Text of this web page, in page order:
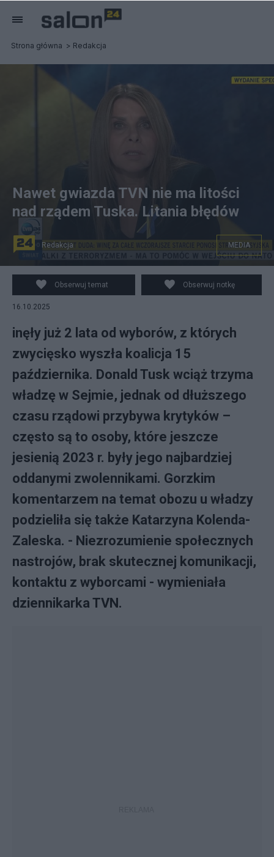
Strona główna Redakcja
Nawet gwiazda TVN nie ma litości
nad rządem Tuska. Litania błędów
Redakcja MEDIA
Obserwuj temat Obserwuj notkę
16.10.2025
inęły już 2 lata od wyborów, z których
zwycięsko wyszła koalicja 15
października. Donald Tusk wciąż trzyma
władzę w Sejmie, jednak od dłuższego
czasu rządowi przybywa krytyków –
często są to osoby, które jeszcze
jesienią 2023 r. były jego najbardziej
oddanymi zwolennikami. Gorzkim
komentarzem na temat obozu u władzy
podzieliła się także Katarzyna Kolenda-
Zaleska. - Niezrozumienie społecznych
nastrojów, brak skutecznej komunikacji,
kontaktu z wyborcami - wymieniała
dziennikarka TVN.